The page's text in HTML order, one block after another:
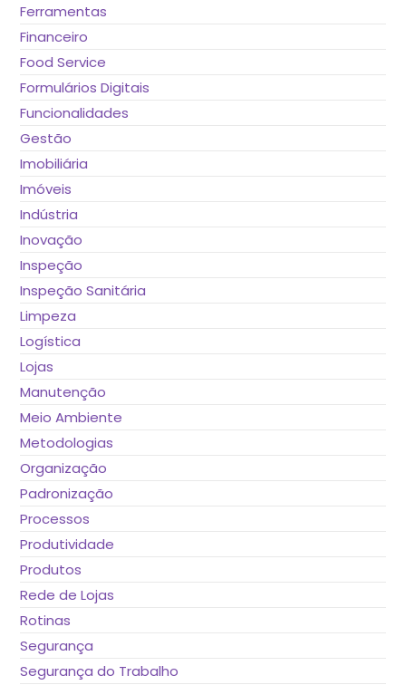
Ferramentas
Financeiro
Food Service
Formulários Digitais
Funcionalidades
Gestão
Imobiliária
Imóveis
Indústria
Inovação
Inspeção
Inspeção Sanitária
Limpeza
Logística
Lojas
Manutenção
Meio Ambiente
Metodologias
Organização
Padronização
Processos
Produtividade
Produtos
Rede de Lojas
Rotinas
Segurança
Segurança do Trabalho